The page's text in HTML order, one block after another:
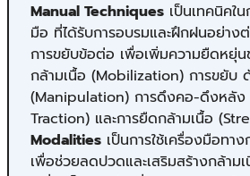
Manual Techniques เป็นเทคนิคใ
มือ ที่ได้รับการอบรมและฝึกฝนอย่าง
การขยับข้อต่อ เพื่อเพิ่มความยืดหยุ่
กล้ามเนื้อ (Mobilization) การขยับ
(Manipulation) การดึงคอ-ดึงหลัง
Traction) และการยืดกล้ามเนื้อ
Modalities เป็นการใช้เครื่องมือทา
เพื่อช่วยลดปวดและเสริมสร้างกล้าม